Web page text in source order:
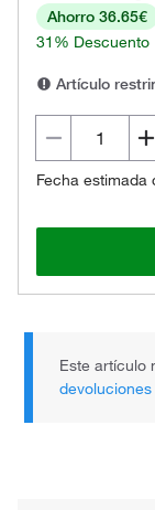
Ahorro 36.65€
31% Descuento
Artículo
Fecha estimada
Este artículo
devoluciones